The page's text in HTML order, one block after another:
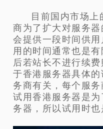
目前国内市场上
商为了扩大对服务
会提供一段时间供
用的时间通常也是
后若站长不进行续
于香港服务器具体
务商有关，每个服
试用香港服务器是
务器，所以试用时也